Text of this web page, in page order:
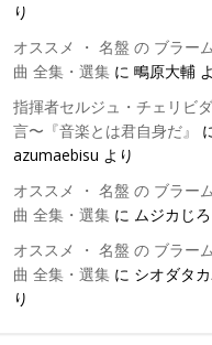
り
オススメ ・ 名盤 の ブラー
曲 全集・選集に 鴫原大輔
指揮者セルジュ・チェリビ
言〜『音楽とは君自身だ』
azumaebisu より
オススメ ・ 名盤 の ブラー
曲 全集・選集に ムジカじろ
オススメ ・ 名盤 の ブラー
曲 全集・選集に シオダタ
り